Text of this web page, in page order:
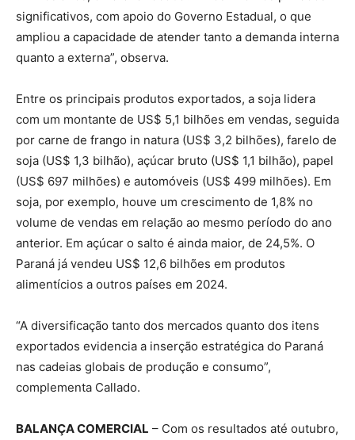
significativos, com apoio do Governo Estadual, o que
ampliou a capacidade de atender tanto a demanda interna
quanto a externa”, observa.
Entre os principais produtos exportados, a soja lidera
com um montante de US$ 5,1 bilhões em vendas, seguida
por carne de frango in natura (US$ 3,2 bilhões), farelo de
soja (US$ 1,3 bilhão), açúcar bruto (US$ 1,1 bilhão), papel
(US$ 697 milhões) e automóveis (US$ 499 milhões). Em
soja, por exemplo, houve um crescimento de 1,8% no
volume de vendas em relação ao mesmo período do ano
anterior. Em açúcar o salto é ainda maior, de 24,5%. O
Paraná já vendeu US$ 12,6 bilhões em produtos
alimentícios a outros países em 2024.
“A diversificação tanto dos mercados quanto dos itens
exportados evidencia a inserção estratégica do Paraná
nas cadeias globais de produção e consumo”,
complementa Callado.
BALANÇA COMERCIAL – Com os resultados até outubro,